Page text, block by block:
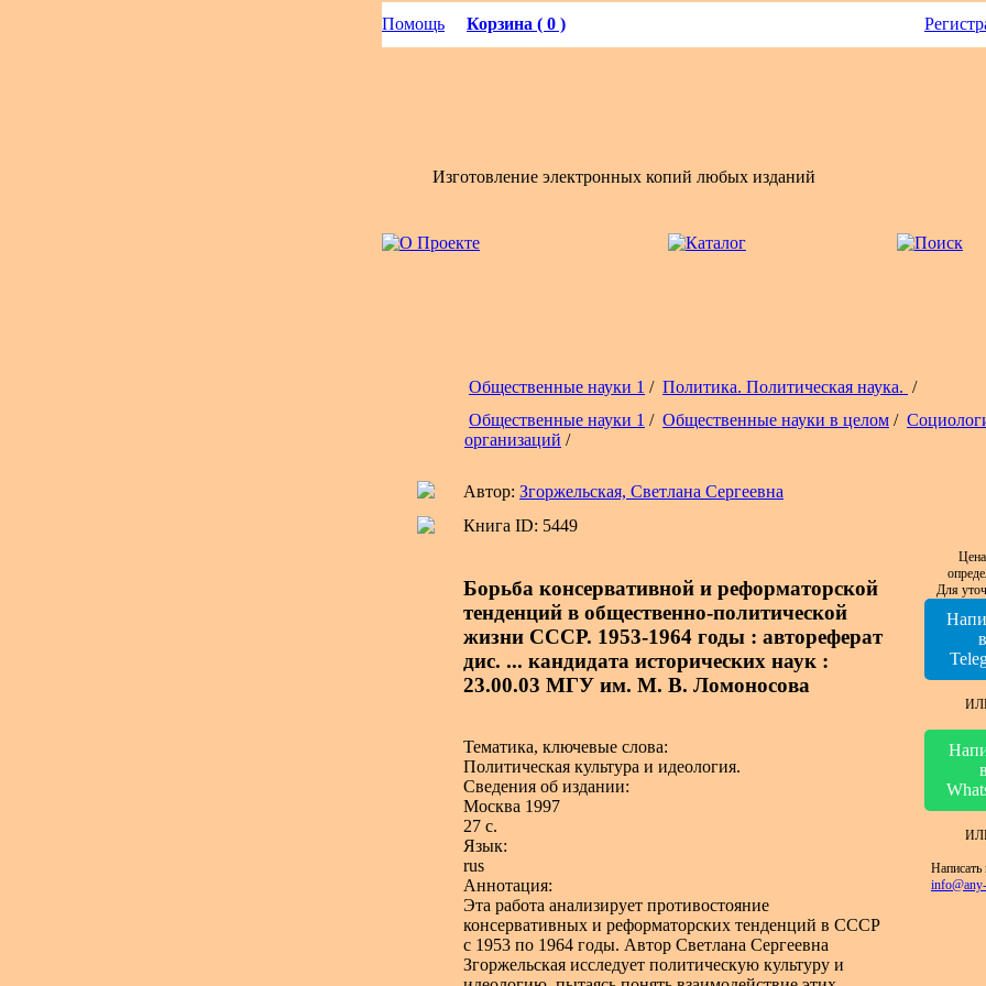
Помощь Корзина ( 0 )
Изготовление электронных копий любых изданий
Общественные науки 1 / Политика. Политическая наука. /
Общественные науки 1 / Общественные науки в целом /
организаций /
Автор: Згоржельская, Светлана Сергеевна
Книга ID: 5449
Борьба консервативной и реформаторской
тенденций в общественно-политической
жизни СССР. 1953-1964 годы : автореферат
дис. ... кандидата исторических наук :
23.00.03 МГУ им. М. В. Ломоносова
Тематика, ключевые слова:
Политическая культура и идеология.
Сведения об издании:
Москва 1997
27 с.
Язык:
rus
Аннотация:
Эта работа анализирует противостояние
консервативных и реформаторских тенденций в СССР
с 1953 по 1964 годы. Автор Светлана Сергеевна
Згоржельская исследует политическую культуру и
Для
в
в
Написать